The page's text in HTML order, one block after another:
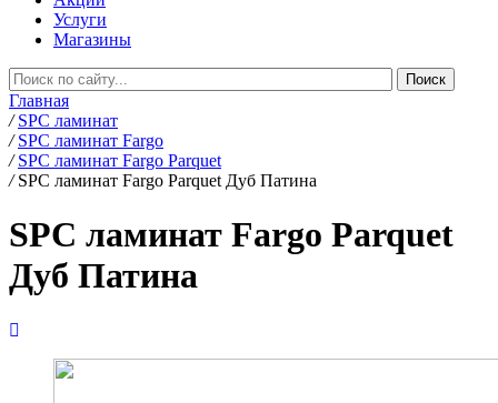
Услуги
Магазины
Главная
/ SPC ламинат
/ SPC ламинат Fargo
/ SPC ламинат Fargo Parquet
/ SPC ламинат Fargo Parquet Дуб Патина
SPC ламинат Fargo Parquet
Дуб Патина